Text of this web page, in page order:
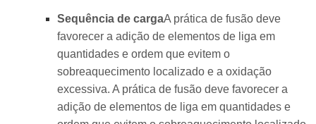
Sequência de cargaA prática de fusão deve
favorecer a adição de elementos de liga em
quantidades e ordem que evitem o
sobreaquecimento localizado e a oxidação
excessiva. A prática de fusão deve favorecer a
adição de elementos de liga em quantidades e